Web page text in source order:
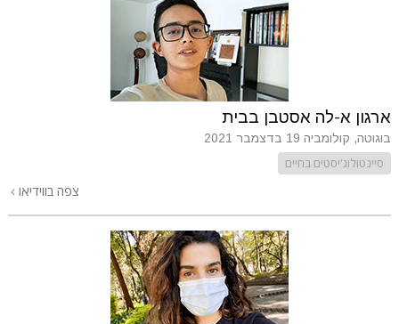
ארגון א-לה אסטבן בבית
בוגוטה, קולומביה 19 בדצמבר 2021
סיינטולוג'יסטים בחיים
צפה בווידיאו